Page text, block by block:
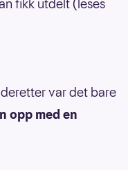
fikk utdelt (leses
var det bare
opp med en